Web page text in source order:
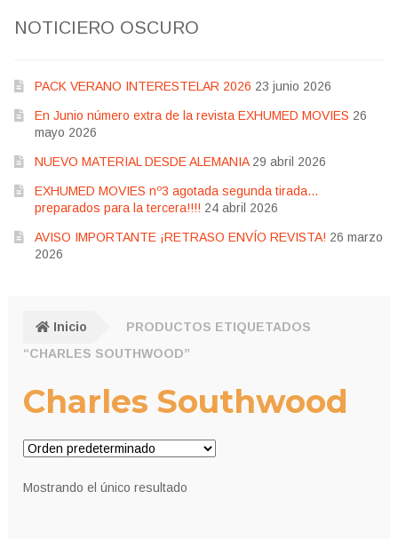
NOTICIERO OSCURO
PACK VERANO INTERESTELAR 2026 23 junio 2026
En Junio número extra de la revista EXHUMED MOVIES 26
mayo 2026
NUEVO MATERIAL DESDE ALEMANIA 29 abril 2026
EXHUMED MOVIES nº3 agotada segunda tirada…
preparados para la tercera!!!! 24 abril 2026
AVISO IMPORTANTE ¡RETRASO ENVÍO REVISTA! 26 marzo
2026
Inicio
PRODUCTOS ETIQUETADOS
“CHARLES SOUTHWOOD”
Charles Southwood
Mostrando el único resultado